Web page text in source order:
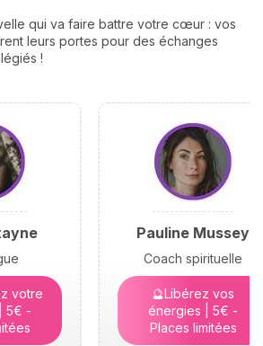
qui va faire battre votre cœur : vos
leurs portes pour des échanges
!
votre
5€ -
Pauline Mussey
Coach spirituelle
🔮Libérez vos
énergies | 5€ -
Places limitées